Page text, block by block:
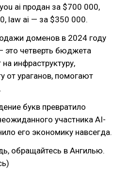
ai продан за $700 000,
law ai — за $350 000.
доменов в 2024 году
это четверть бюджета
инфраструктуру,
от ураганов, помогают
букв превратило
участника AI-
его экономику навсегда.
обращайтесь в Ангилью.